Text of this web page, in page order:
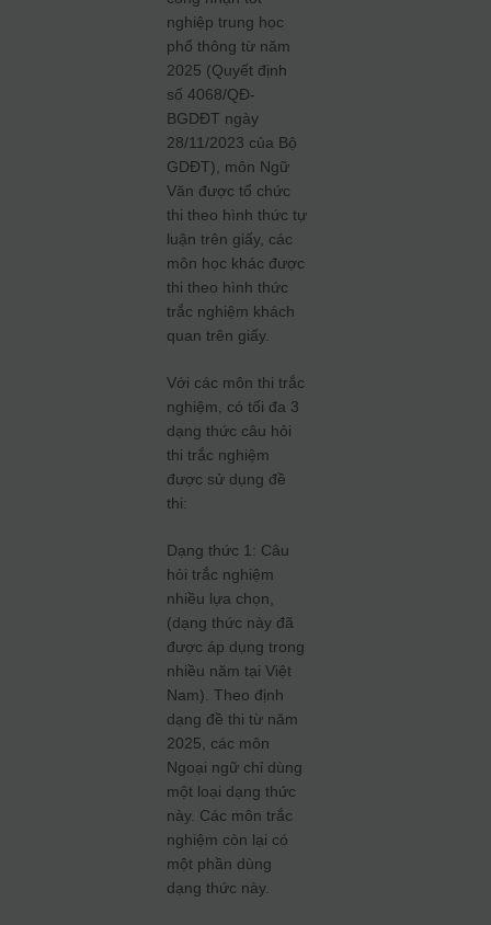
nghiệp trung học
phổ thông từ năm
2025 (Quyết định
số 4068/QĐ-
BGDĐT ngày
28/11/2023 của Bộ
GDĐT), môn Ngữ
Văn được tổ chức
thi theo hình thức tự
luận trên giấy, các
môn học khác được
thi theo hình thức
trắc nghiệm khách
quan trên giấy.
Với các môn thi trắc
nghiệm, có tối đa 3
dạng thức câu hỏi
thi trắc nghiệm
được sử dụng đề
thi:
Dạng thức 1: Câu
hỏi trắc nghiệm
nhiều lựa chọn,
(dạng thức này đã
được áp dụng trong
nhiều năm tại Việt
Nam). Theo định
dạng đề thi từ năm
2025, các môn
Ngoại ngữ chỉ dùng
một loại dạng thức
này. Các môn trắc
nghiệm còn lại có
một phần dùng
dạng thức này.